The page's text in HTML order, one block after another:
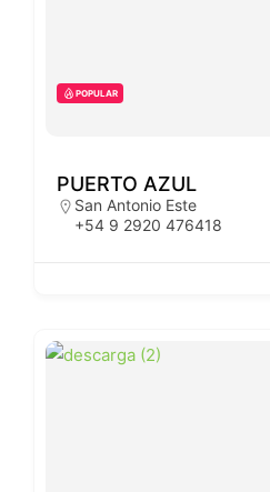
POPULAR
PUERTO AZUL
San Antonio Este
+54 9 2920 476418